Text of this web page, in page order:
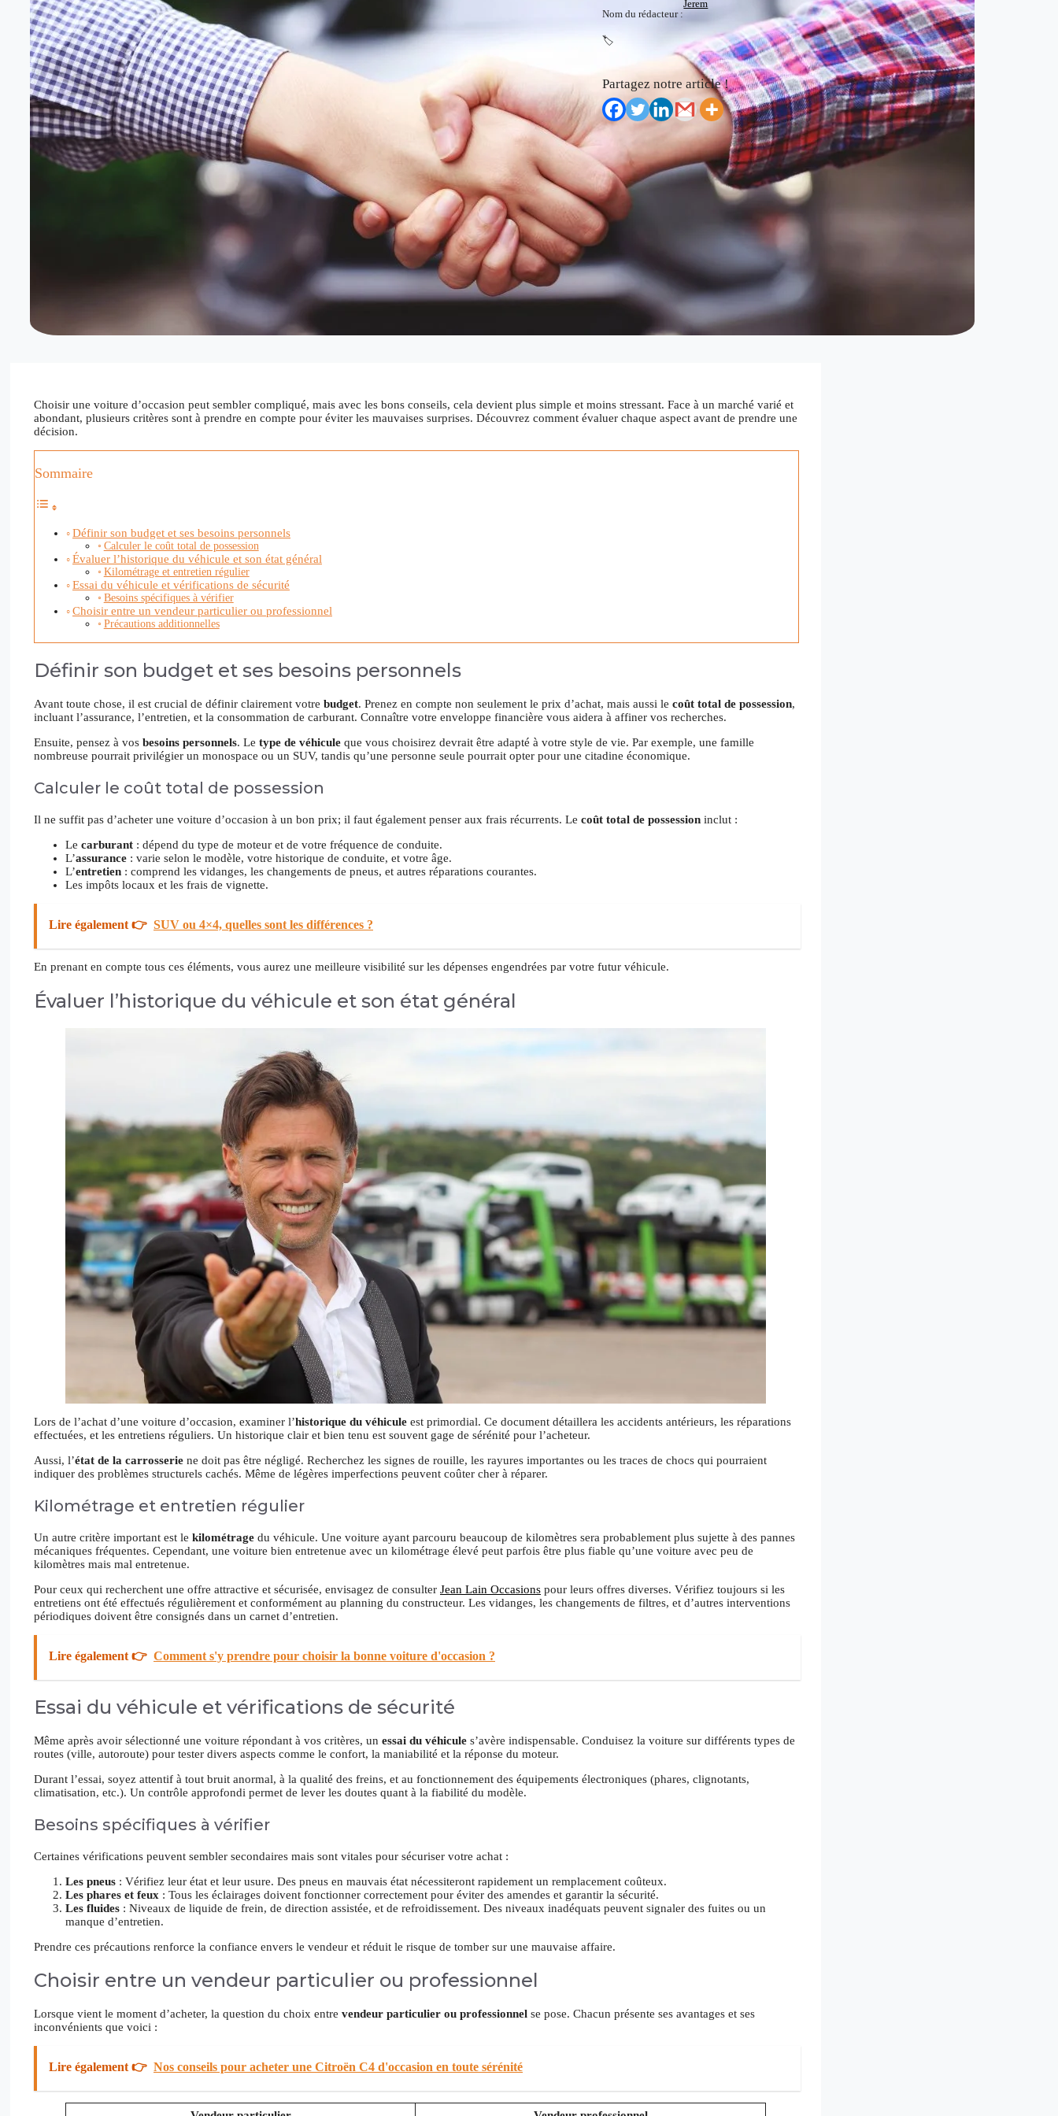
Nom du rédacteur :
Jerem
🏷️
Partagez notre article !
Choisir une voiture d’occasion peut sembler compliqué, mais avec les bons conseils, cela devient plus simple et moins stressant. Face à un marché varié et
abondant, plusieurs critères sont à prendre en compte pour éviter les mauvaises surprises. Découvrez comment évaluer chaque aspect avant de prendre une
décision.
Sommaire
Définir son budget et ses besoins personnels
Calculer le coût total de possession
Évaluer l’historique du véhicule et son état général
Kilométrage et entretien régulier
Essai du véhicule et vérifications de sécurité
Besoins spécifiques à vérifier
Choisir entre un vendeur particulier ou professionnel
Précautions additionnelles
Définir son budget et ses besoins personnels
Avant toute chose, il est crucial de définir clairement votre budget. Prenez en compte non seulement le prix d’achat, mais aussi le coût total de possession,
incluant l’assurance, l’entretien, et la consommation de carburant. Connaître votre enveloppe financière vous aidera à affiner vos recherches.
Ensuite, pensez à vos besoins personnels. Le type de véhicule que vous choisirez devrait être adapté à votre style de vie. Par exemple, une famille
nombreuse pourrait privilégier un monospace ou un SUV, tandis qu’une personne seule pourrait opter pour une citadine économique.
Calculer le coût total de possession
Il ne suffit pas d’acheter une voiture d’occasion à un bon prix; il faut également penser aux frais récurrents. Le coût total de possession inclut :
Le carburant : dépend du type de moteur et de votre fréquence de conduite.
L’assurance : varie selon le modèle, votre historique de conduite, et votre âge.
L’entretien : comprend les vidanges, les changements de pneus, et autres réparations courantes.
Les impôts locaux et les frais de vignette.
Lire également 👉 SUV ou 4×4, quelles sont les différences ?
En prenant en compte tous ces éléments, vous aurez une meilleure visibilité sur les dépenses engendrées par votre futur véhicule.
Évaluer l’historique du véhicule et son état général
Lors de l’achat d’une voiture d’occasion, examiner l’historique du véhicule est primordial. Ce document détaillera les accidents antérieurs, les réparations
effectuées, et les entretiens réguliers. Un historique clair et bien tenu est souvent gage de sérénité pour l’acheteur.
Aussi, l’état de la carrosserie ne doit pas être négligé. Recherchez les signes de rouille, les rayures importantes ou les traces de chocs qui pourraient
indiquer des problèmes structurels cachés. Même de légères imperfections peuvent coûter cher à réparer.
Kilométrage et entretien régulier
Un autre critère important est le kilométrage du véhicule. Une voiture ayant parcouru beaucoup de kilomètres sera probablement plus sujette à des pannes
mécaniques fréquentes. Cependant, une voiture bien entretenue avec un kilométrage élevé peut parfois être plus fiable qu’une voiture avec peu de
kilomètres mais mal entretenue.
Pour ceux qui recherchent une offre attractive et sécurisée, envisagez de consulter Jean Lain Occasions pour leurs offres diverses. Vérifiez toujours si les
entretiens ont été effectués régulièrement et conformément au planning du constructeur. Les vidanges, les changements de filtres, et d’autres interventions
périodiques doivent être consignés dans un carnet d’entretien.
Lire également 👉 Comment s'y prendre pour choisir la bonne voiture d'occasion ?
Essai du véhicule et vérifications de sécurité
Même après avoir sélectionné une voiture répondant à vos critères, un essai du véhicule s’avère indispensable. Conduisez la voiture sur différents types de
routes (ville, autoroute) pour tester divers aspects comme le confort, la maniabilité et la réponse du moteur.
Durant l’essai, soyez attentif à tout bruit anormal, à la qualité des freins, et au fonctionnement des équipements électroniques (phares, clignotants,
climatisation, etc.). Un contrôle approfondi permet de lever les doutes quant à la fiabilité du modèle.
Besoins spécifiques à vérifier
Certaines vérifications peuvent sembler secondaires mais sont vitales pour sécuriser votre achat :
Les pneus : Vérifiez leur état et leur usure. Des pneus en mauvais état nécessiteront rapidement un remplacement coûteux.
Les phares et feux : Tous les éclairages doivent fonctionner correctement pour éviter des amendes et garantir la sécurité.
Les fluides : Niveaux de liquide de frein, de direction assistée, et de refroidissement. Des niveaux inadéquats peuvent signaler des fuites ou un
manque d’entretien.
Prendre ces précautions renforce la confiance envers le vendeur et réduit le risque de tomber sur une mauvaise affaire.
Choisir entre un vendeur particulier ou professionnel
Lorsque vient le moment d’acheter, la question du choix entre vendeur particulier ou professionnel se pose. Chacun présente ses avantages et ses
inconvénients que voici :
Lire également 👉 Nos conseils pour acheter une Citroën C4 d'occasion en toute sérénité